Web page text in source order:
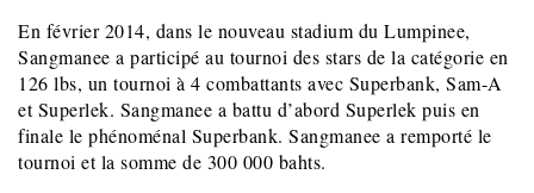
En février 2014, dans le nouveau stadium du Lumpinee,
Sangmanee a participé au tournoi des stars de la catégorie en
126 lbs, un tournoi à 4 combattants avec Superbank, Sam-A
et Superlek. Sangmanee a battu d’abord Superlek puis en
finale le phénoménal Superbank. Sangmanee a remporté le
tournoi et la somme de 300 000 bahts.